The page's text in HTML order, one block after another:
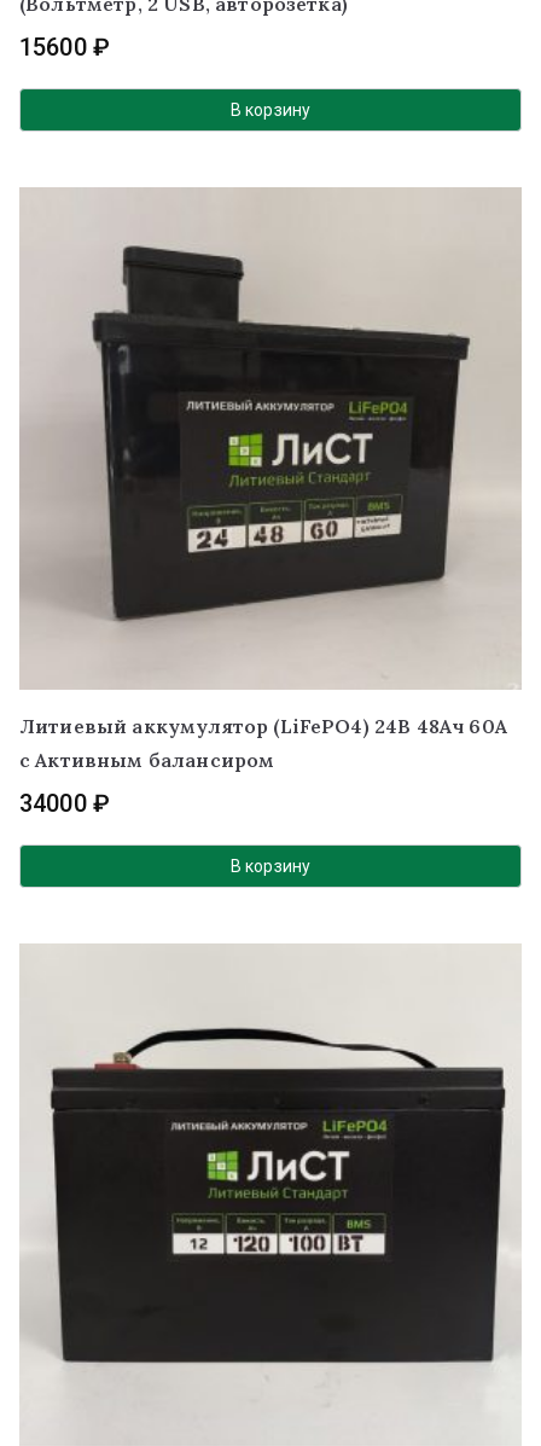
15600 ₽
В корзину
Литиевый аккумулятор (LiFePO4) 24В 48Ач 60А
с Активным балансиром
34000 ₽
В корзину